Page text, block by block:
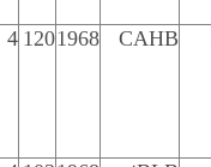
CAHB
1968
120
4